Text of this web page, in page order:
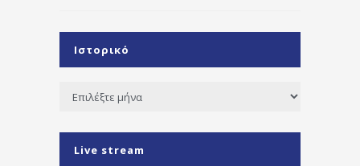
Ιστορικό
Ιστορικό
Live stream